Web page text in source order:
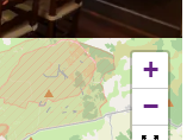
+
−